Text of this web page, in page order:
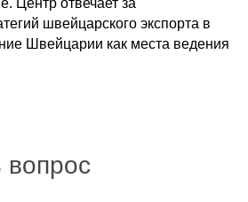
Центр отвечает за
швейцарского экспорта в
Швейцарии как места ведения
вопрос